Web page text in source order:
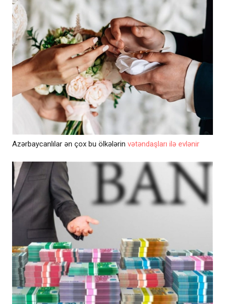
Azərbaycanlılar ən çox bu ölkələrin vətəndaşları ilə evlənir